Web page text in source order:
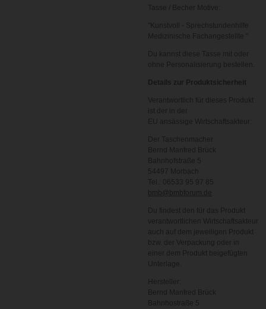
Tasse / Becher Motive:
"Kunstvoll - Sprechstundenhilfe
Medizinische Fachangestellte "
Du kannst diese Tasse mit oder
ohne Personalisierung bestellen.
Details zur Produktsicherheit
Verantwortlich für dieses Produkt
ist der in der
EU ansässige Wirtschaftsakteur:
Der Taschenmacher
Bernd Manfred Brück
Bahnhofstraße 5
54497 Morbach
Tel.: 06533 95 97 85
bmb@bmbforum.de
Du findest den für das Produkt
verantwortlichen Wirtschaftsakteur
auch auf dem jeweiligen Produkt
bzw. der Verpackung oder in
einer dem Produkt beigefügten
Unterlage.
Hersteller:
Bernd Manfred Brück
Bahnhostraße 5